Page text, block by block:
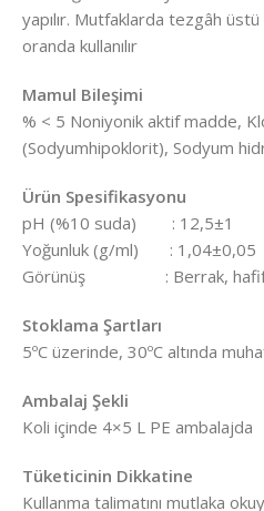
yapılır. Mutfaklarda tezgâh
oranda kullanılır
Mamul Bileşimi
% < 5 Noniyonik aktif madde,
(Sodyumhipoklorit), Sodyum
Ürün Spesifikasyonu
pH (%10 suda) : 12,5±1
Yoğunluk (g/ml) : 1,04±0,05
Görünüş : Berrak, hafif
Stoklama Şartları
5ºC üzerinde, 30ºC altında
Ambalaj Şekli
Koli içinde 4×5 L PE ambalajda
Tüketicinin Dikkatine
Kullanma talimatını mutlaka